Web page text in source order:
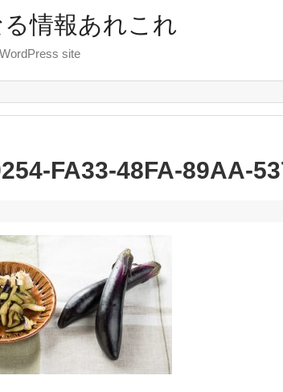
情報あれこれ
site
FA33-48FA-89AA-